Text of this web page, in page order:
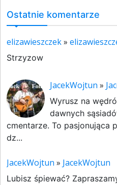
Ostatnie komentarze
elizawieszczek»
Strzyzow
JacekWojtun »
Wyrusz na
dawnych
cmentarze. To pasjonująca
dz...
JacekWojtun » JacekWojtun
Lubisz śpiewać?